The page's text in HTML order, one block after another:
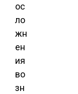
ос
ло
жн
ен
ия
во
зн